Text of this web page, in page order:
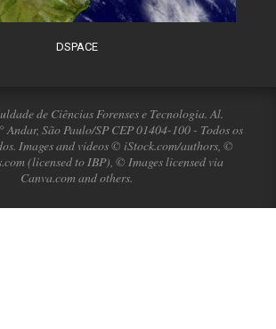
DSPACE
de Ciências Forenses e Tecnologia. Al.
Andar, São Paulo/SP CEP 01404-100 - Todos os
Images and videos © iStock.com/authors, ©
(licensed to IBP), © Images licensed via
Canva.com and others.